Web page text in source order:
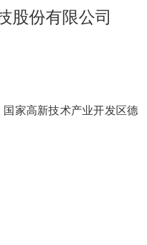
股份有限公司
家高新技术产业开发区德